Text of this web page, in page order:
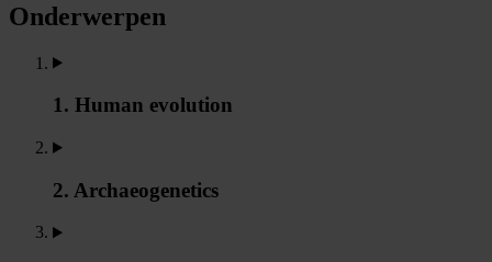
Onderwerpen
1. Human evolution
2. Archaeogenetics